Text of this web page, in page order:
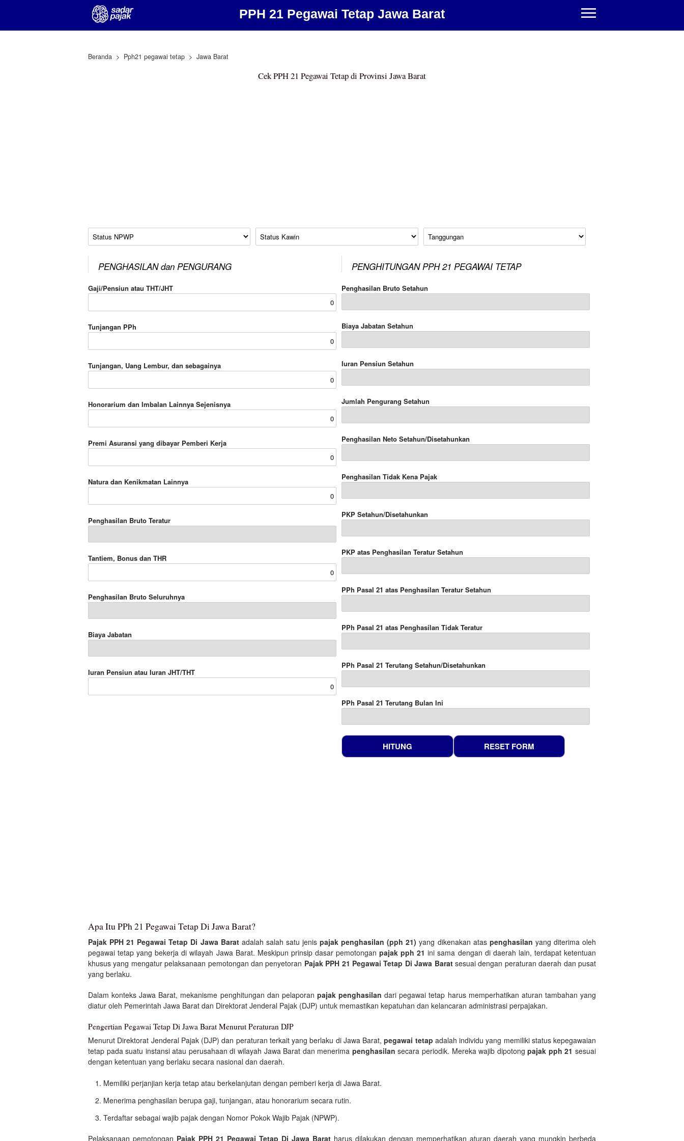
PPH 21 Pegawai Tetap Jawa Barat
Beranda Pph21 pegawai tetap Jawa Barat
Cek PPH 21 Pegawai Tetap di Provinsi Jawa Barat
Status NPWP Status Kawin Tanggungan
PENGHASILAN dan PENGURANG
Gaji/Pensiun atau THT/JHT
Tunjangan PPh
Tunjangan, Uang Lembur, dan sebagainya
Honorarium dan Imbalan Lainnya Sejenisnya
Premi Asuransi yang dibayar Pemberi Kerja
Natura dan Kenikmatan Lainnya
Penghasilan Bruto Teratur
Tantiem, Bonus dan THR
Penghasilan Bruto Seluruhnya
Biaya Jabatan
Iuran Pensiun atau Iuran JHT/THT
PENGHITUNGAN PPH 21 PEGAWAI TETAP
Penghasilan Bruto Setahun
Biaya Jabatan Setahun
Iuran Pensiun Setahun
Jumlah Pengurang Setahun
Penghasilan Neto Setahun/Disetahunkan
Penghasilan Tidak Kena Pajak
PKP Setahun/Disetahunkan
PKP atas Penghasilan Teratur Setahun
PPh Pasal 21 atas Penghasilan Teratur Setahun
PPh Pasal 21 atas Penghasilan Tidak Teratur
PPh Pasal 21 Terutang Setahun/Disetahunkan
PPh Pasal 21 Terutang Bulan Ini
Apa Itu PPh 21 Pegawai Tetap Di Jawa Barat?
Pajak PPH 21 Pegawai Tetap Di Jawa Baratadalah salah satu jenispajak penghasilan (pph 21) yang dikenakan atas penghasilan yang diterima oleh
pegawai tetap yang bekerja di wilayah Jawa Barat. Meskipun prinsip dasar pemotonganpajak pph 21 ini sama dengan di daerah lain, terdapat ketentuan
khusus yang mengatur pelaksanaan pemotongan dan penyetoran Pajak PPH 21 Pegawai Tetap Di Jawa Baratsesuai dengan peraturan daerah dan pusat
yang berlaku.
Dalam konteks Jawa Barat, mekanisme penghitungan dan pelaporan pajak penghasilan dari pegawai tetap harus memperhatikan aturan tambahan yang
diatur oleh Pemerintah Jawa Barat dan Direktorat Jenderal Pajak (DJP) untuk memastikan kepatuhan dan kelancaran administrasi perpajakan.
Pengertian Pegawai Tetap Di Jawa Barat Menurut Peraturan DJP
Menurut Direktorat Jenderal Pajak (DJP) dan peraturan terkait yang berlaku di Jawa Barat,pegawai tetap adalah individu yang memiliki status kepegawaian
tetap pada suatu instansi atau perusahaan di wilayah Jawa Barat dan menerima penghasilan secara periodik. Mereka wajib dipotongpajak pph 21 sesuai
dengan ketentuan yang berlaku secara nasional dan daerah.
Memiliki perjanjian kerja tetap atau berkelanjutan dengan pemberi kerja di Jawa Barat.
Menerima penghasilan berupa gaji, tunjangan, atau honorarium secara rutin.
Terdaftar sebagai wajib pajak dengan Nomor Pokok Wajib Pajak (NPWP).
Pelaksanaan pemotongan Pajak PPH 21 Pegawai Tetap Di Jawa Barat harus dilakukan dengan memperhatikan aturan daerah yang mungkin berbeda